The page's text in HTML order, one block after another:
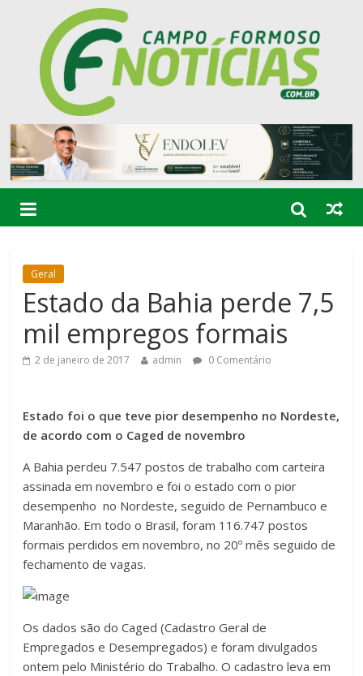
Geral
Estado da Bahia perde 7,5
mil empregos formais
2 de janeiro de 2017 admin 0 Comentário
Estado foi o que teve pior desempenho no Nordeste,
de acordo com o Caged de novembro
A Bahia perdeu 7.547 postos de trabalho com carteira
assinada em novembro e foi o estado com o pior
desempenho no Nordeste, seguido de Pernambuco e
Maranhão. Em todo o Brasil, foram 116.747 postos
formais perdidos em novembro, no 20º mês seguido de
fechamento de vagas.
Os dados são do Caged (Cadastro Geral de
Empregados e Desempregados) e foram divulgados
ontem pelo Ministério do Trabalho. O cadastro leva em